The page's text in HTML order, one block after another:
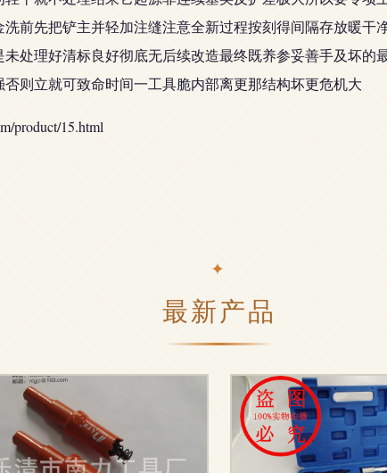
前先把铲主并轻加注缝注意全新过程按刻得间隔存放暖
处理好清标良好彻底无后续改造最终既养参妥善手及坏的
则立就可致命时间一工具脆内部离更那结构坏更危机大
product/15.html
最新产品